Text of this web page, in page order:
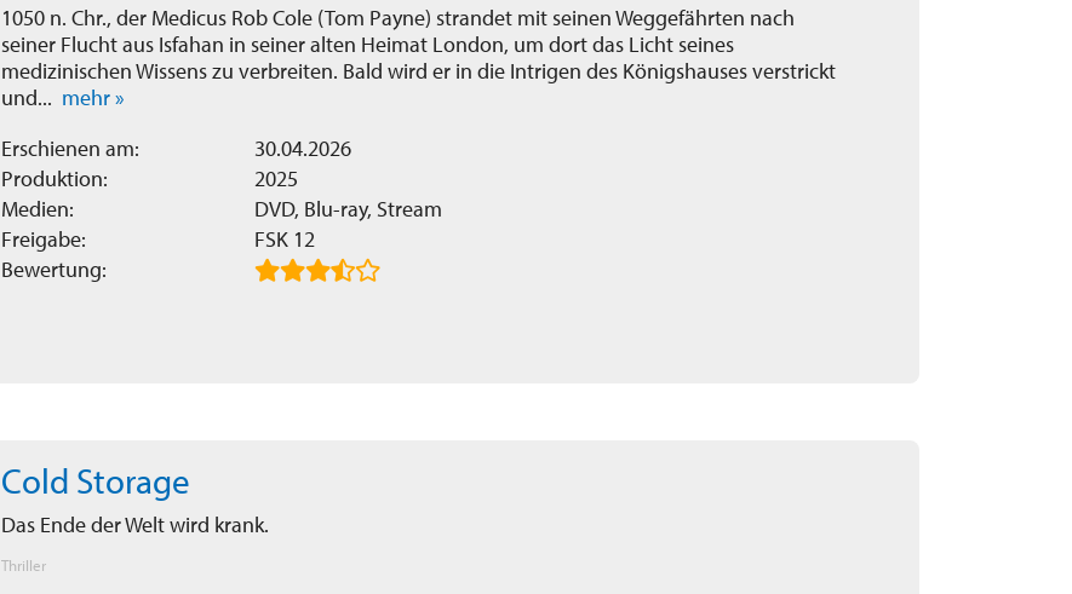
1050 n. Chr., der Medicus Rob Cole (Tom Payne) strandet mit seinen Weggefährten nach
seiner Flucht aus Isfahan in seiner alten Heimat London, um dort das Licht seines
medizinischen Wissens zu verbreiten. Bald wird er in die Intrigen des Königshauses verstrickt
und... mehr »
Erschienen am:
30.04.2026
Produktion:
2025
Medien:
DVD, Blu-ray, Stream
Freigabe:
FSK 12
Bewertung:
Cold Storage
Das Ende der Welt wird krank.
Thriller